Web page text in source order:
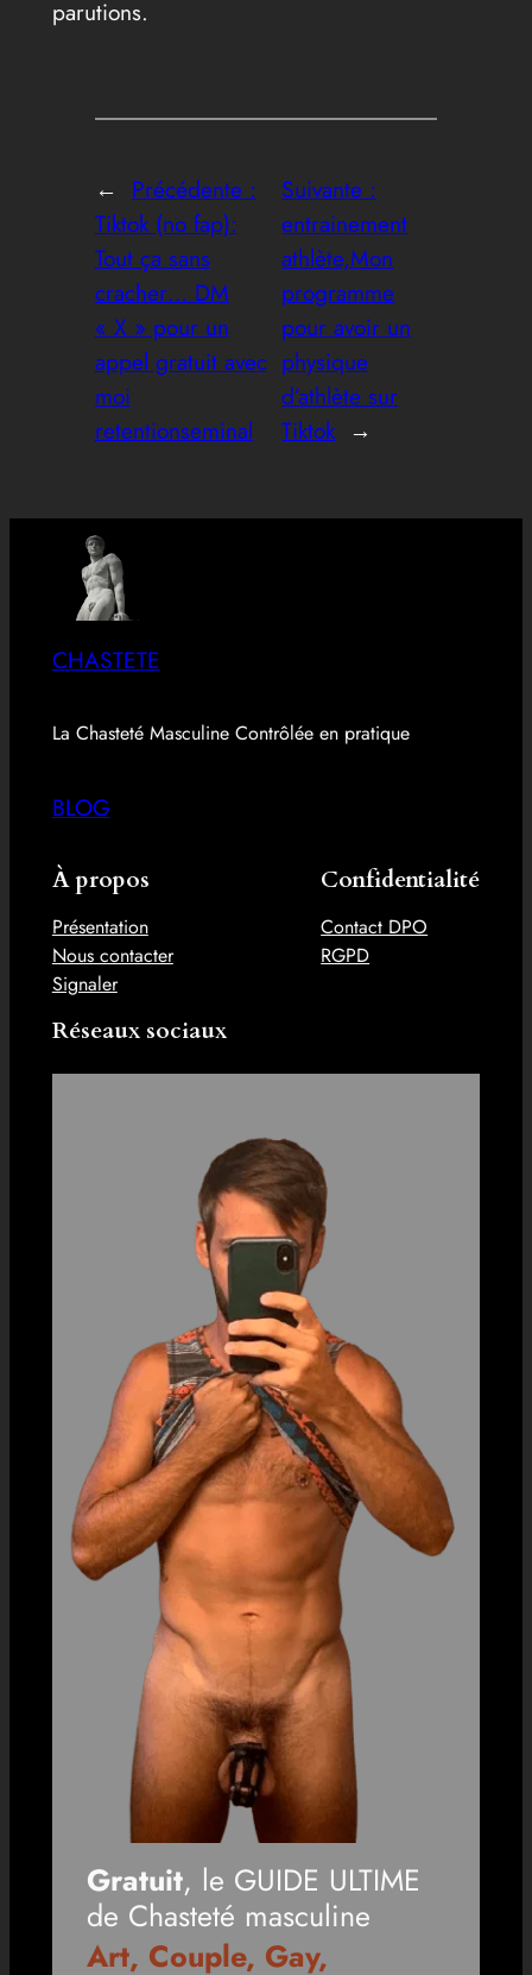
parutions.
← Précédente :
Tiktok (no fap):
Tout ça sans
cracher… DM
« X » pour un
appel gratuit avec
moi
retentionseminal
Suivante :
entrainement
athlète,Mon
programme
pour avoir un
physique
d’athlète sur
Tiktok →
CHASTETE
La Chasteté Masculine Contrôlée en pratique
BLOG
À propos
Présentation
Nous contacter
Signaler
Confidentialité
Contact DPO
RGPD
Réseaux sociaux
Gratuit, le GUIDE ULTIME
de Chasteté masculine
Art, Couple, Gay,